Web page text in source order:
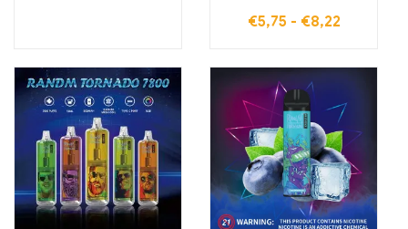
en France
€5,75 - €8,22